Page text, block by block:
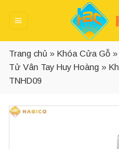
Trang chủ » Khóa Cửa Gỗ »
Tử Vân Tay Huy Hoàng »
TNHD09